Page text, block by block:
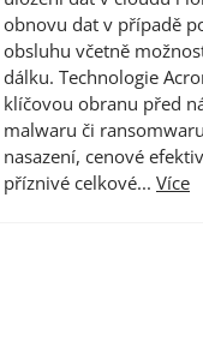
obnovu dat v případě
obsluhu včetně
dálku. Technologie
klíčovou obranu před
malwaru či
nasazení, cenové
příznivé celkové... Více